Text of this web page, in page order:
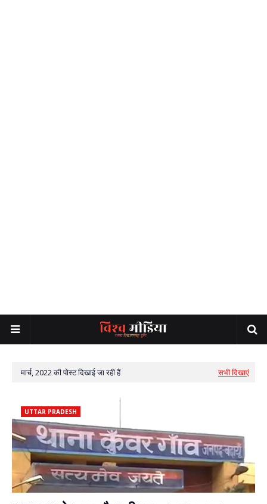
मार्च, 2022 की पोस्ट दिखाई जा रही हैं सभी दिखाएं
UTTAR PRADESH